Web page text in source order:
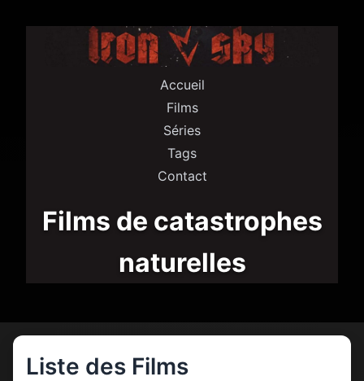
Accueil
Films
Séries
Tags
Contact
Films de catastrophes
naturelles
Liste des Films